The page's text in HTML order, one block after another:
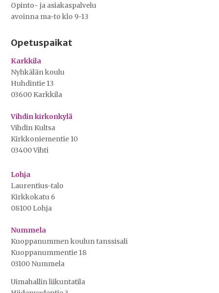
Opinto- ja asiakaspalvelu
avoinna ma-to klo 9-13
Opetuspaikat
Karkkila
Nyhkälän koulu
Huhdintie 13
03600 Karkkila
Vihdin kirkonkylä
Vihdin Kultsa
Kirkkoniementie 10
03400 Vihti
Lohja
Laurentius-talo
Kirkkokatu 6
08100 Lohja
Nummela
Kuoppanummen koulun tanssisali
Kuoppanummentie 18
03100 Nummela
Uimahallin liikuntatila